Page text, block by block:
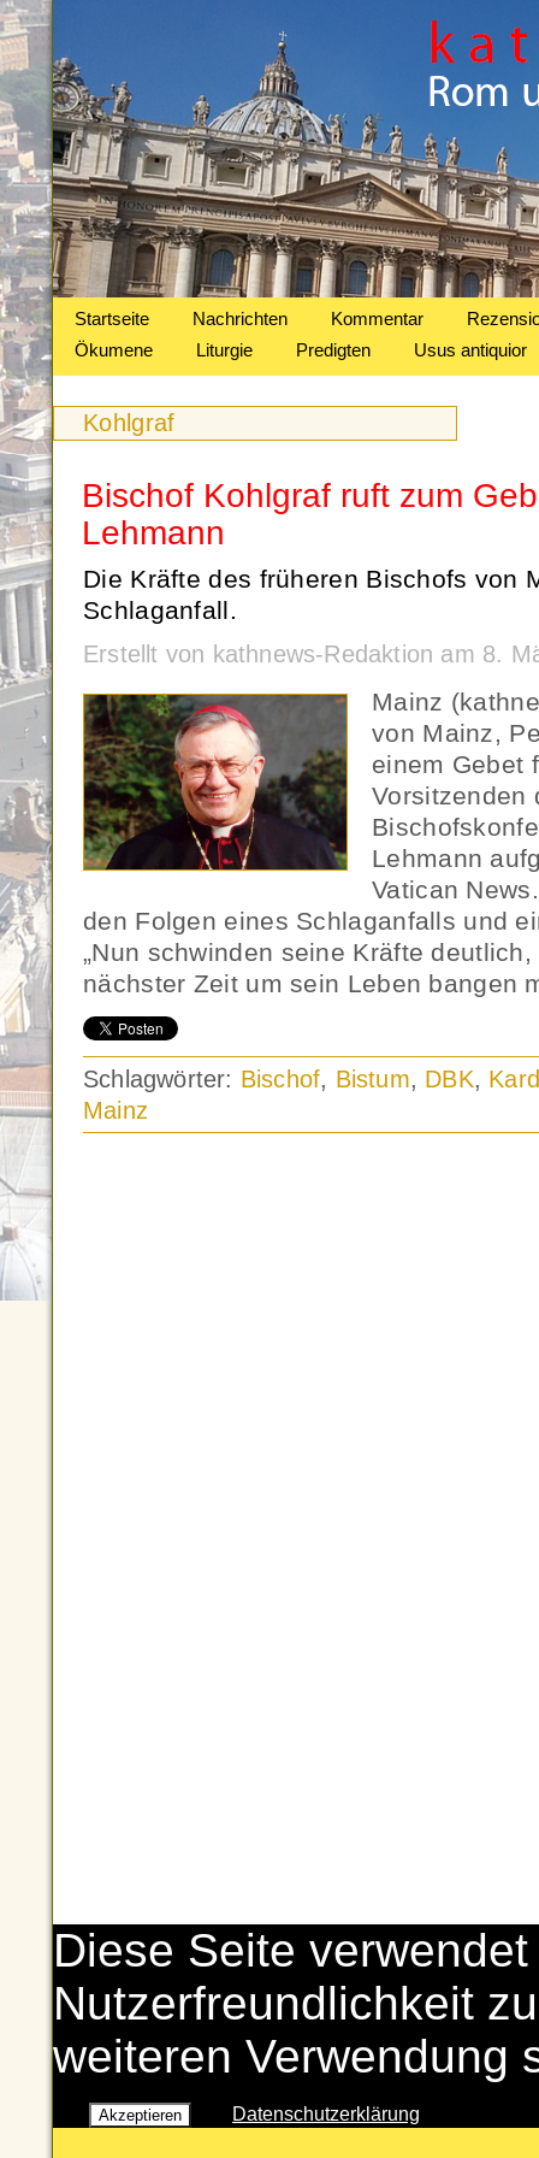
Startseite Nachrichten Kommentar
Ökumene
Liturgie Predigten Usus antiquior
Kohlgraf
Bischof Kohlgraf ruft zum
Lehmann
Die Kräfte des früheren Bischofs von
Schlaganfall.
Erstellt von kathnews-Redaktion am 8.
Mainz
von Mainz,
einem Gebet
Vorsitzenden
Lehmann
Vatican
den Folgen eines Schlaganfalls und
„Nun schwinden seine Kräfte
nächster Zeit um sein Leben
Schlagwörter: Bischof, Bistum, DBK,
Mainz
Diese Seite
Nutzerfreundlichkeit
weiteren Verwendung
Akzeptieren Datenschutzerklärung